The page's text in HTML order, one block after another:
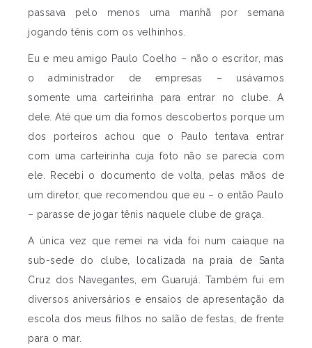
passava pelo menos uma manhã por semana
jogando tênis com os velhinhos.
Eu e meu amigo Paulo Coelho – não o escritor, mas
o administrador de empresas – usávamos
somente uma carteirinha para entrar no clube. A
dele. Até que um dia fomos descobertos porque um
dos porteiros achou que o Paulo tentava entrar
com uma carteirinha cuja foto não se parecia com
ele. Recebi o documento de volta, pelas mãos de
um diretor, que recomendou que eu – o então Paulo
– parasse de jogar tênis naquele clube de graça.
A única vez que remei na vida foi num caiaque na
sub-sede do clube, localizada na praia de Santa
Cruz dos Navegantes, em Guarujá. Também fui em
diversos aniversários e ensaios de apresentação da
escola dos meus filhos no salão de festas, de frente
para o mar.